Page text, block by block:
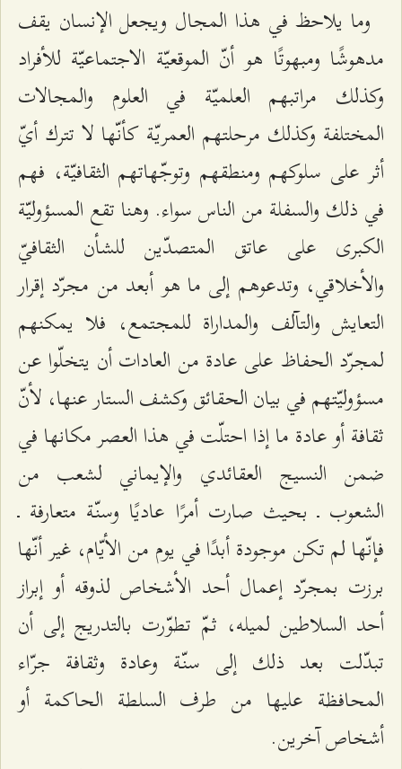
وما يلاحظ في هذا المجال ويجعل الإنسان يقف
مدهوشًا ومبهوتًا هو أنّ الموقعيّة الاجتماعيّة للأفراد
وكذلك مراتبهم العلميّة في العلوم والمجالات
المختلفة وكذلك مرحلتهم العمريّة كأنّها لا تترك أيّ
أثر على سلوكهم ومنطقهم وتوجّهاتهم الثقافيّة، فهم
في ذلك والسفلة من الناس سواء. وهنا تقع المسؤوليّة
الكبرى على عاتق المتصدّين للشأن الثقافيّ
والأخلاقي، وتدعوهم إلى ما هو أبعد من مجرّد إقرار
التعايش والتآلف والمداراة للمجتمع، فلا يمكنهم
لمجرّد الحفاظ على عادة من العادات أن يتخلّوا عن
مسؤوليّتهم في بيان الحقائق وكشف الستار عنها، لأنّ
ثقافة أو عادة ما إذا احتلّت في هذا العصر مكانها في
ضمن النسيج العقائدي والإيماني لشعب من
الشعوب ـ بحيث صارت أمرًا عاديًا وسنّة متعارفة ـ
فإنّها لم تكن موجودة أبدًا في يوم من الأيّام، غير أنّها
برزت بمجرّد إعمال أحد الأشخاص لذوقه أو إبراز
أحد السلاطين لميله، ثمّ تطوّرت بالتدريج إلى أن
تبدّلت بعد ذلك إلى سنّة وعادة وثقافة جرّاء
المحافظة عليها من طرف السلطة الحاكمة أو
أشخاص آخرين.